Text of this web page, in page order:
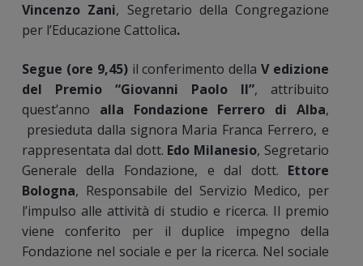
Vincenzo Zani, Segretario della Congregazione
per l’Educazione Cattolica.
Segue (ore 9,45) il conferimento dellaV edizione
del Premio “Giovanni Paolo II”, attribuito
quest’anno alla Fondazione Ferrero di Alba,
presieduta dalla signora Maria Franca Ferrero, e
rappresentata dal dott. Edo Milanesio, Segretario
Generale della Fondazione, e dal dott. Ettore
Bologna, Responsabile del Servizio Medico, per
l’impulso alle attività di studio e ricerca. Il premio
viene conferito per il duplice impegno della
Fondazione nel sociale e per la ricerca. Nel sociale